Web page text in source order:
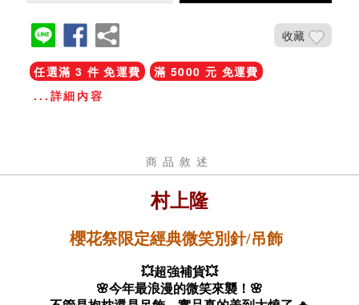
收藏
任選滿 3 件 免運費
滿 5000 元 免運費
...詳細內容
商品敘述